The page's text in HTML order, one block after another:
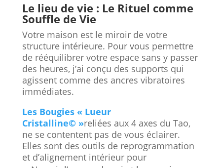
Le lieu de vie : Le Rituel comme
Souffle de Vie
Votre maison est le miroir de votre
structure intérieure. Pour vous permettre
de rééquilibrer votre espace sans y passer
des heures, j’ai conçu des supports qui
agissent comme des ancres vibratoires
immédiates.
Les Bougies « Lueur
Cristalline© »reliées aux 4 axes du Tao,
ne se contentent pas de vous éclairer.
Elles sont des outils de reprogrammation
et d’alignement intérieur pour